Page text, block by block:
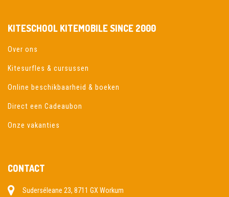
KITESCHOOL KITEMOBILE SINCE 2000
Over ons
Kitesurfles & cursussen
Online beschikbaarheid & boeken
Direct een Cadeaubon
Onze vakanties
CONTACT
Suderséleane 23, 8711 GX Workum